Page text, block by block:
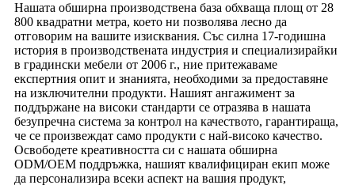
Нашата обширна производствена база обхваща площ от 28
800 квадратни метра, което ни позволява лесно да
отговорим на вашите изисквания. Със силна 17-годишна
история в производствената индустрия и специализирайки
в градински мебели от 2006 г., ние притежаваме
експертния опит и знанията, необходими за предоставяне
на изключителни продукти. Нашият ангажимент за
поддържане на високи стандарти се отразява в нашата
безупречна система за контрол на качеството, гарантираща,
че се произвеждат само продукти с най-високо качество.
Освободете креативността си с нашата обширна
ODM/OEM поддръжка, нашият квалифициран екип може
да персонализира всеки аспект на вашия продукт,